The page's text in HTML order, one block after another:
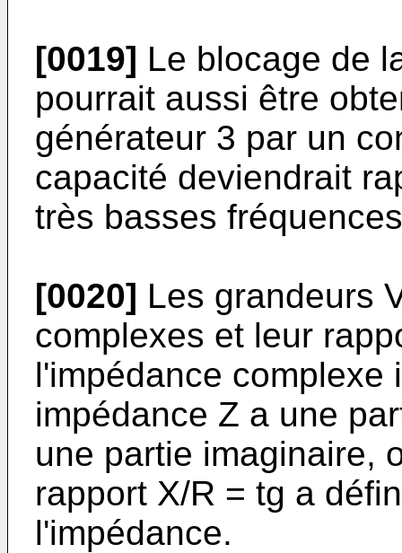
[0019] Le blocage de
pourrait aussi être
générateur 3 par un
capacité deviendrait
très basses
[0020] Les grandeurs
complexes et leur
l'impédance complexe
impédance Z a une
une partie imaginaire,
rapport X/R = tg a
l'impédance.